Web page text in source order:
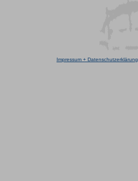
Impressum + Datenschutzerklärung